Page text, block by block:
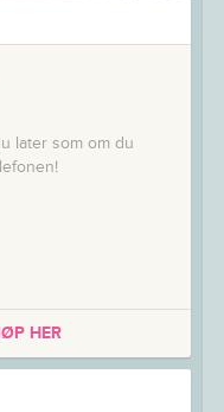
later som om du
HER